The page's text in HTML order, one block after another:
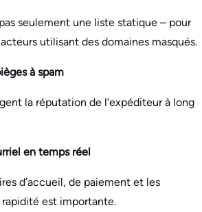
seulement une liste statique – pour
utilisant des domaines masqués.
à spam
la réputation de l’expéditeur à long
en temps réel
d’accueil, de paiement et les
est importante.